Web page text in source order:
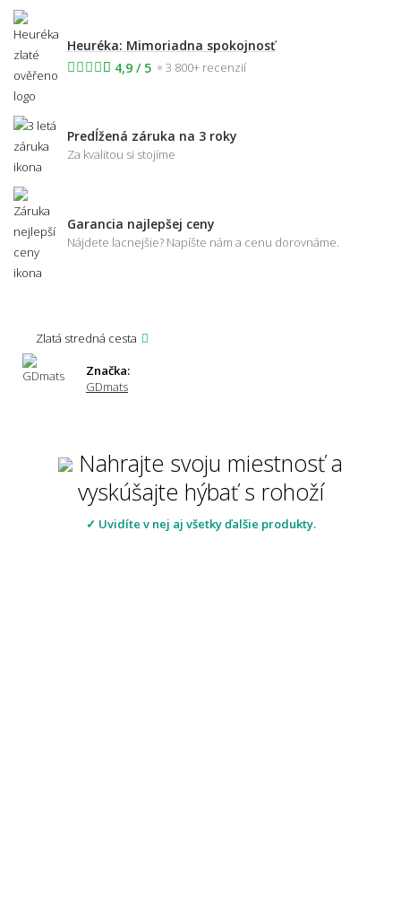
Heuréka: Mimoriadna spokojnosť
4,9 / 5
3 800+ recenzií
Predĺžená záruka na 3 roky
Za kvalitou si stojíme
Garancia najlepšej ceny
Nájdete lacnejšie? Napíšte nám a cenu dorovnáme.
Zlatá stredná cesta
Značka:
GDmats
Nahrajte svoju miestnosť a
vyskúšajte hýbať s rohoží
✓ Uvidíte v nej aj všetky ďalšie produkty.